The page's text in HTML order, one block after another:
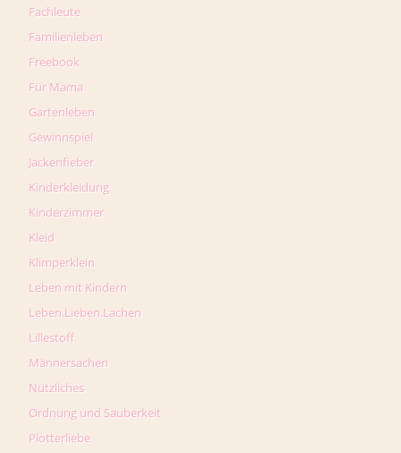
Fachleute
Familienleben
Freebook
Für Mama
Gartenleben
Gewinnspiel
Jackenfieber
Kinderkleidung
Kinderzimmer
Kleid
Klimperklein
Leben mit Kindern
Leben.Lieben.Lachen
Lillestoff
Männersachen
Nützliches
Ordnung und Sauberkeit
Plotterliebe